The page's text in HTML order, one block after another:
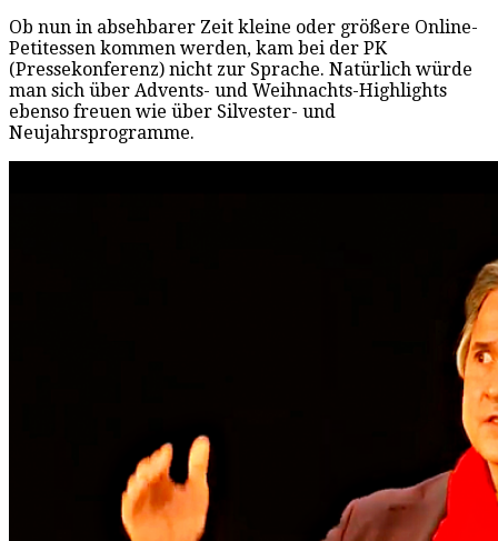
Ob nun in absehbarer Zeit kleine oder größere Online-
Petitessen kommen werden, kam bei der PK
(Pressekonferenz) nicht zur Sprache. Natürlich würde
man sich über Advents- und Weihnachts-Highlights
ebenso freuen wie über Silvester- und
Neujahrsprogramme.